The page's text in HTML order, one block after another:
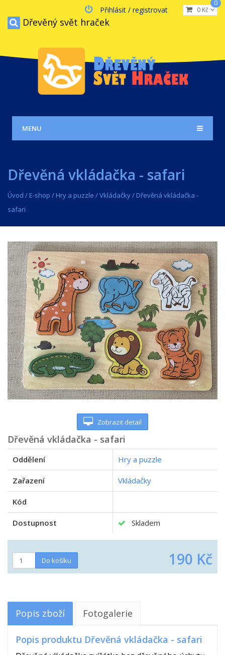
0 Kč
0
Přihlásit / registrovat
Dřevěný svět hraček
MENU
Dřevěná vkládačka - safari
Úvod / E-shop / Hry a puzzle /Vkládačky/ Dřevěná vkládačka -
safari
Zobrazit detail
Dřevěná vkládačka - safari
Oddělení Hry a puzzle
Zařazení Vkládačky
Kód
Dostupnost Skladem
190 Kč
Popis zboží Fotogalerie
Popis produktu Dřevěná vkládačka - safari